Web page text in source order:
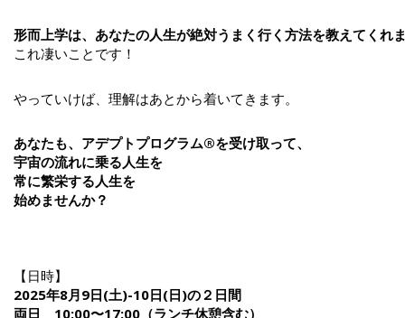
形而上学は、あなたの人生が絶対うまく行く方法を教えてくれ
これ凄いことです！
やっていけば、理解はあとから着いてきます。
あなたも、アデプトプログラム®を受け取って、
宇宙の流れに乗る人生を
常に繁栄する人生を
始めませんか？
【日時】
2025年8月9日(土)-10日(日)の２日間
両日 10:00〜17:00（ランチ休憩含む）